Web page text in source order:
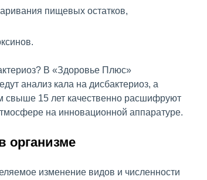
пищевых остатков,
В «Здоровье Плюс»
анализ кала на дисбактериоз, а
свыше 15 лет качественно расшифруют
на инновационной аппаратуре.
организме
изменение видов и численности